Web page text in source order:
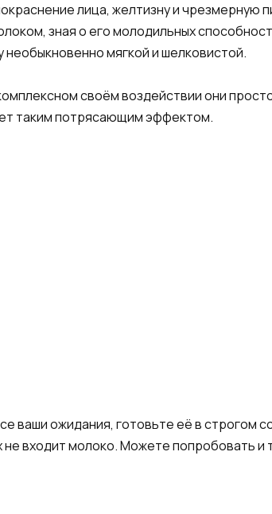
лица, желтизну и чрезмерную
зная о его молодильных
мягкой и шелковистой.
своём воздействии они
таким потрясающим эффектом.
ваши ожидания, готовьте её в строгом
входит молоко. Можете попробовать и